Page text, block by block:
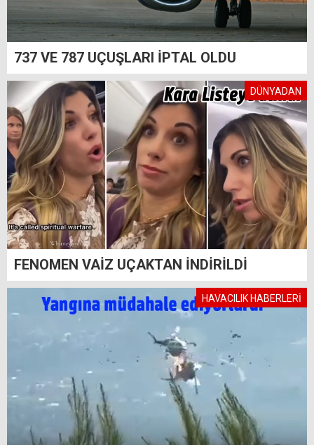
737 VE 787 UÇUŞLARI İPTAL OLDU
DÜNYADAN
FENOMEN VAİZ UÇAKTAN İNDİRİLDİ
HAVACILIK HABERLERİ